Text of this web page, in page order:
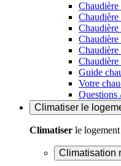
Chaudière
Chaudière
Chaudière
Chaudière
Chaudière
Guide
Votre
Questions
Climatiser le
Climatiser le logement
Climatisation